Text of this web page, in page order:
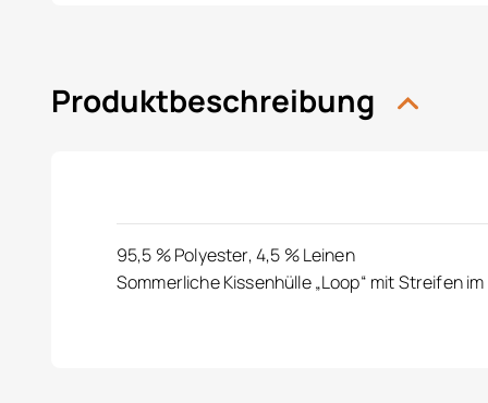
Produktbeschreibung
95,5 % Polyester, 4,5 % Leinen
Sommerliche Kissenhülle „Loop“ mit Streifen